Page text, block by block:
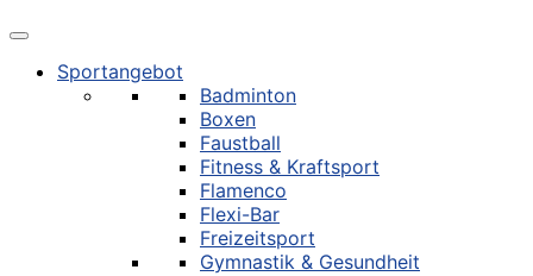
Sportangebot
Badminton
Boxen
Faustball
Fitness & Kraftsport
Flamenco
Flexi-Bar
Freizeitsport
Gymnastik & Gesundheit